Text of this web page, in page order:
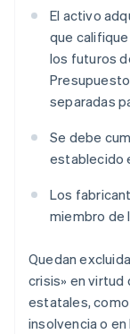
El activo
que
los futuros
separadas
Se debe
establecido
Los
miembro de
Quedan
crisis» en virtud
estatales,
insolvencia o en